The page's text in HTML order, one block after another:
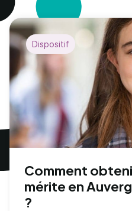
Comment
mérite en
?
Dispositif